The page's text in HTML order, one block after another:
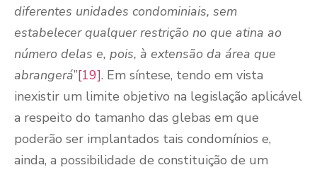
diferentes unidades condominiais, sem
estabelecer qualquer restrição no que atina ao
número delas e, pois, à extensão da área que
abrangerá”[19]. Em síntese, tendo em vista
inexistir um limite objetivo na legislação aplicável
a respeito do tamanho das glebas em que
poderão ser implantados tais condomínios e,
ainda, a possibilidade de constituição de um